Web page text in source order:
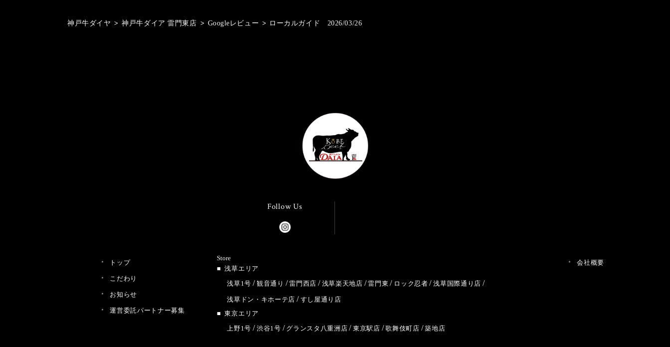
神戸牛ダイヤ > 神戸牛ダイア 雷門東店 > Googleレビュー > ローカルガイド 2026/03/26
Follow Us
トップ
こだわり
お知らせ
運営委託パートナー募集
Store
浅草エリア
浅草1号
観音通り 雷門西店 浅草楽天地店 雷門東 ロック忍者 浅草国際通り店
浅草ドン・キホーテ店
すし屋通り店
東京エリア
上野1号
渋谷1号 グランスタ八重洲店 東京駅店 歌舞伎町店 築地店
会社概要